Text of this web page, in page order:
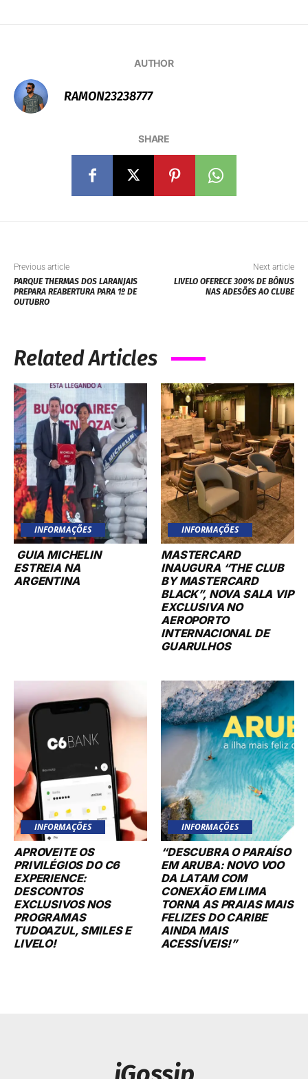
AUTHOR
RAMON23238777
SHARE
Previous article
PARQUE THERMAS DOS LARANJAIS
PREPARA REABERTURA PARA 1º DE
OUTUBRO
Next article
LIVELO OFERECE 300% DE BÔNUS
NAS ADESÕES AO CLUBE
Related Articles
INFORMAÇÕES
GUIA MICHELIN
ESTREIA NA
ARGENTINA
INFORMAÇÕES
MASTERCARD
INAUGURA “THE CLUB
BY MASTERCARD
BLACK”, NOVA SALA VIP
EXCLUSIVA NO
AEROPORTO
INTERNACIONAL DE
GUARULHOS
INFORMAÇÕES
APROVEITE OS
PRIVILÉGIOS DO C6
EXPERIENCE:
DESCONTOS
EXCLUSIVOS NOS
PROGRAMAS
TUDOAZUL, SMILES E
LIVELO!
INFORMAÇÕES
“DESCUBRA O PARAÍSO
EM ARUBA: NOVO VOO
DA LATAM COM
CONEXÃO EM LIMA
TORNA AS PRAIAS MAIS
FELIZES DO CARIBE
AINDA MAIS
ACESSÍVEIS!”